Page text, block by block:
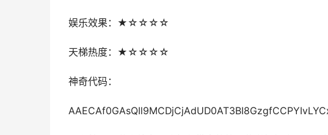
娱乐效果：★☆☆☆☆
天梯热度：★☆☆☆☆
神奇代码：